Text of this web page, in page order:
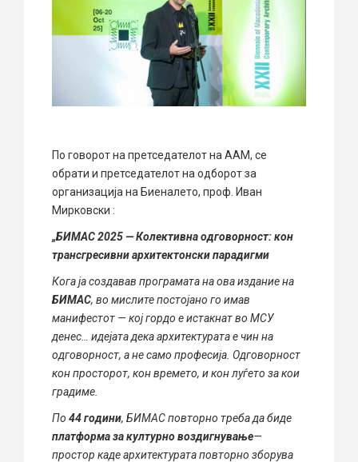
По говорот на претседателот на ААМ, се
обрати и претседателот на одборот за
организација на Биеналето, проф. Иван
Мирковски :
„БИМАС 2025 — Колективна одговорност: кон
трансгресивни архитектонски парадигми
Кога ја создавав програмата на ова издание на
БИМАС, во мислите постојано го имав
манифестот — кој гордо е истакнат во МСУ
денес… идејата дека архитектурата е чин на
одговорност, а не само професија. Одговорност
кон просторот, кон времето, и кон луѓето за кои
градиме.
По 44 години, БИМАС повторно треба да биде
платформа за културно воздигнување—
простор каде архитектурата повторно зборува